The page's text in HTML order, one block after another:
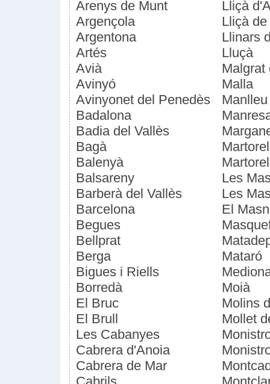
Arenys de Munt
Argençola
Argentona
Artés
Avià
Avinyó
Avinyonet del Penedès
Badalona
Badia del Vallès
Bagà
Balenyà
Balsareny
Barberà del Vallès
Barcelona
Begues
Bellprat
Berga
Bigues i Riells
Borredà
El Bruc
El Brull
Les Cabanyes
Cabrera d'Anoia
Cabrera de Mar
Lliçà
Lliçà de
Llinars
Lluçà
Malgrat
Malla
Manlleu
Les
Les
El
Mataró
Moià
Molins
Mollet